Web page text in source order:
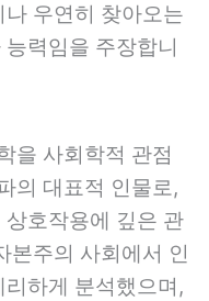
우연히 찾아오는
력임을 주장합니
을 사회학적 관점
의 대표적 인물로,
호작용에 깊은 관
본주의 사회에서 인
하게 분석했으며,